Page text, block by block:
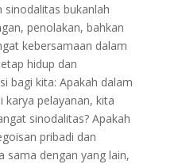
bukanlah
penolakan, bahkan
kebersamaan dalam
hidup dan
bagi kita: Apakah dalam
karya pelayanan, kita
sinodalitas? Apakah
pribadi dan
sama dengan yang lain,